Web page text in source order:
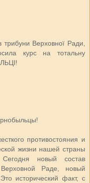
Верховної Ради,
курс на тотальну
противостояния и
жизни нашей страны
новый состав
Раде, новый
исторический факт, с